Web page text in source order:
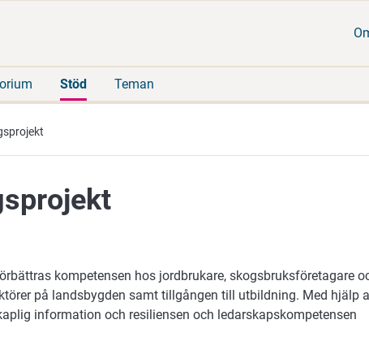
Stöd Teman
kompetensen hos jordbrukare, skogsbruksföretagare
på landsbygden samt tillgången till utbildning. Med hjälp
information och resiliensen och ledarskapskompetensen